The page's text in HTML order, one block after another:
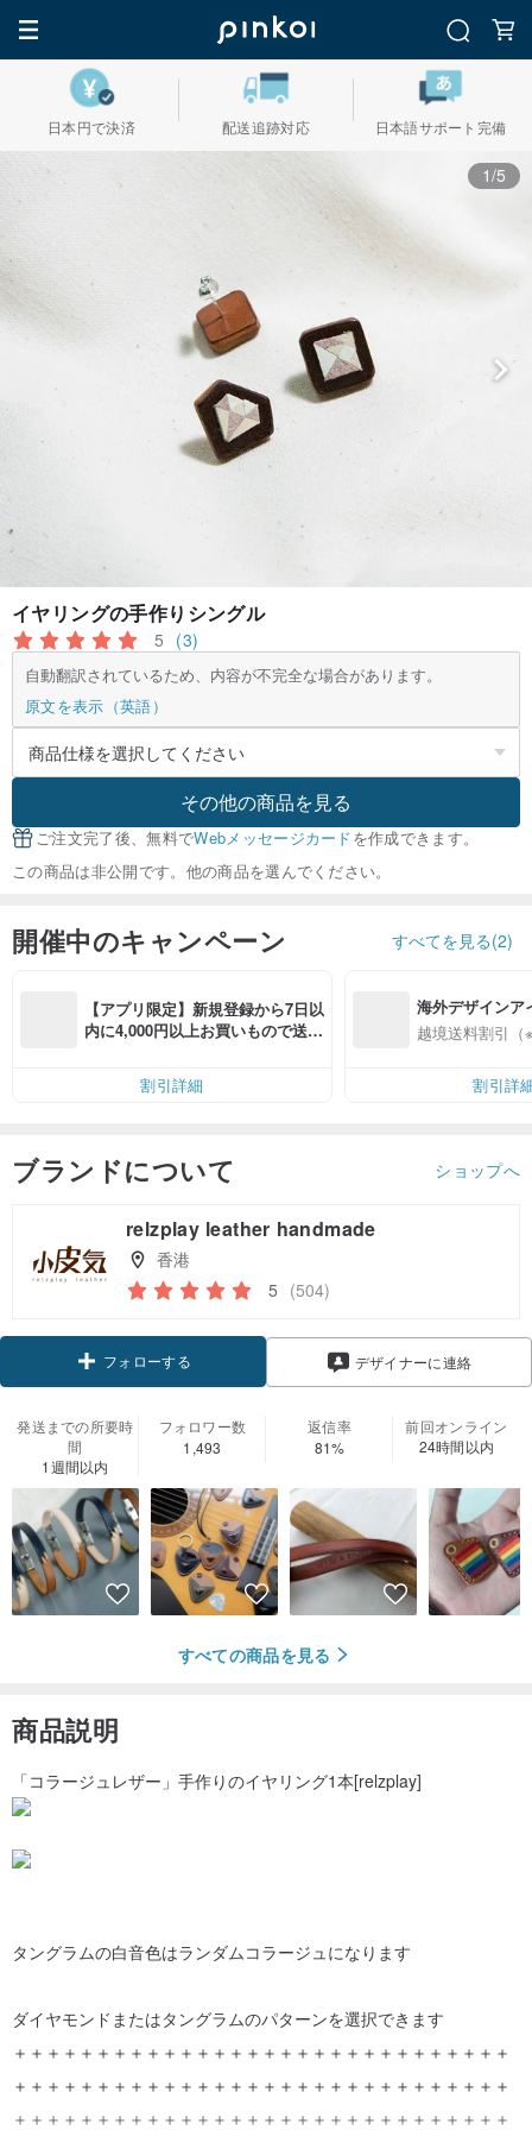
日本円で決済 配送追跡対応 日本語サポート完備
1/5
イヤリングの手作りシングル
5 (3)
自動翻訳されているため、内容が不完全な場合があります。
原文を表示（英語）
その他の商品を見る
ご注文完了後、無料でWebメッセージカードを作成できます。
この商品は非公開です。他の商品を選んでください。
開催中のキャンペーン すべてを見る(2)
【アプリ限定】新規登録から7日以
内に4,000円以上お買いもので送料
割引詳細
海外デザインア
入
越境送料割引（
割引詳
ブランドについて ショップへ
relzplay leather handmade
香港
5 (504)
フォローする デザイナーに連絡
発送までの所要時
間
1週間以内
フォロワー数
1,493
返信率
81%
前回オンライン
24時間以内
すべての商品を見る
商品説明
「コラージュレザー」手作りのイヤリング1本[relzplay]
タングラムの白音色はランダムコラージュになります
ダイヤモンドまたはタングラムのパターンを選択できます
＋＋＋＋＋＋＋＋＋＋＋＋＋＋＋＋＋＋＋＋＋＋＋＋＋＋＋＋＋＋
＋＋＋＋＋＋＋＋＋＋＋＋＋＋＋＋＋＋＋＋＋＋＋＋＋＋＋＋＋＋
＋＋＋＋＋＋＋＋＋＋＋＋＋＋＋＋＋＋＋＋＋＋＋＋＋＋＋＋＋＋